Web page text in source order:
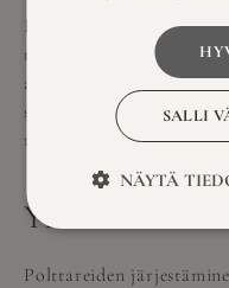
Lopuksi, erinomainen
tekevät kokemuksesta
asiakaspalvelu on
suunnitelmien mukaan
nauttimaan päivästä.
Yhteenveto
Polttareiden
SALLI
NÄYTÄ